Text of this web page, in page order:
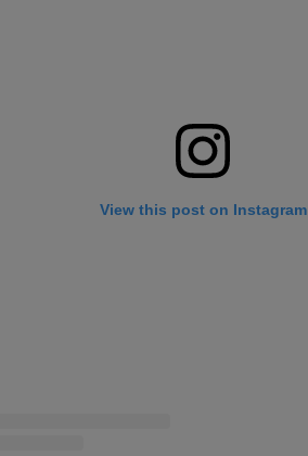
View this post on Instagram